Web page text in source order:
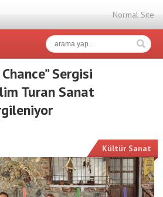
Normal Site
Sergisi
Turan Sanat
Kültür Sanat